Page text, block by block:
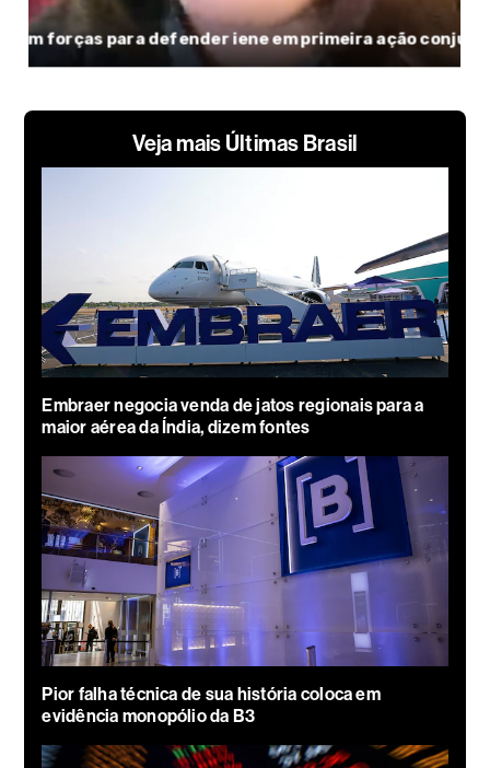
Veja mais Últimas Brasil
Embraer negocia venda de jatos regionais para a
maior aérea da Índia, dizem fontes
Pior falha técnica de sua história coloca em
evidência monopólio da B3